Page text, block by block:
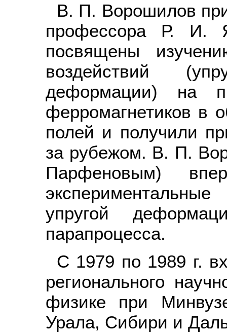
В. П. Ворошилов
профессора Р. И.
посвящены
воздействий
деформации) на
ферромагнетиков в
полей и получили
за рубежом. В. П.
Парфеновым)
упругой
парапроцесса.
С 1979 по 1989 г.
регионального
физике при
Урала, Сибири и